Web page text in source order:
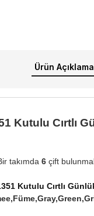
Ürün
Kutulu Cırtlı
takımda 6 çift
Kutulu Cırtlı